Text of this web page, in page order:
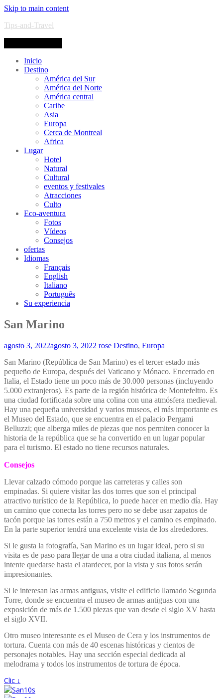
Skip to main content
Tips-and-Travel
Inicio
Destino
América del Sur
América del Norte
América central
Caribe
Asia
Europa
Cerca de Montreal
Africa
Lugar
Hotel
Natural
Cultural
eventos y festivales
Atracciones
Culto
Eco-aventura
Fotos
Vídeos
Consejos
ofertas
Idiomas
Français
English
Italiano
Português
Su experiencia
San Marino
agosto 3, 2022agosto 3, 2022 rose Destino, Europa
San Marino (República de San Marino) es el tercer estado más
pequeño de Europa, después del Vaticano y Mónaco. Encerrado en
Italia, el Estado tiene un poco más de 30.000 personas (incluyendo
5.000 extranjeros). Es parte de la región histórica de Montefeltro. Es
una ciudad fortificada sobre una colina con una atmósfera medieval.
Hay una pequeña universidad y varios museos, el más importante es
el Museo del Estado, que se encuentra en el palacio Pergami
Belluzzi; que alberga miles de piezas que nos permiten conocer la
historia de la república que se ha convertido en un lugar popular
para el turismo. El estado no tiene recursos naturales.
Consejos
Llevar calzado cómodo porque las carreteras y calles son
empinadas. Si quiere visitar las dos torres que son el principal
atractivo turístico de la República, lo puede hacer en medio día. Hay
un camino que conecta las torres pero no se debe usar zapatos de
tacón porque las torres están a 750 metros y el camino es empinado.
En la parte superior tendrá una excelente vista de los alrededores.
Si le gusta la fotografía, San Marino es un lugar ideal, pero si su
visita es de paso para llegar de una a otra ciudad italiana, al menos
intente quedarse hasta el atardecer, por la vista y sus fotos serán
impresionantes.
Si le interesan las armas antiguas, visite el edificio llamado Segunda
Torre, donde se encuentra el museo de armas antiguas con una
exposición de más de 1.500 piezas que van desde el siglo XV hasta
el siglo XVII.
Otro museo interesante es el Museo de Cera y los instrumentos de
tortura. Cuenta con más de 40 escenas históricas y cientos de
personajes notables. Hay una sección especial dedicada al
melodrama y todos los instrumentos de tortura de época.
Clic ↓